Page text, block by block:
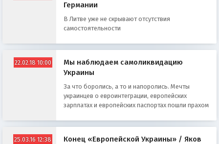
Германии
В Литве уже не скрывают отсутствия
самостоятельности
22.02.18 10:00
Мы наблюдаем самоликвидацию
Украины
За что боролись, а то и напоролись. Мечты
украинцев о евроинтеграции, европейских
зарплатах и европейских паспортах пошли прахом
25.03.16 12:38
Конец «Европейской Украины» / Яков